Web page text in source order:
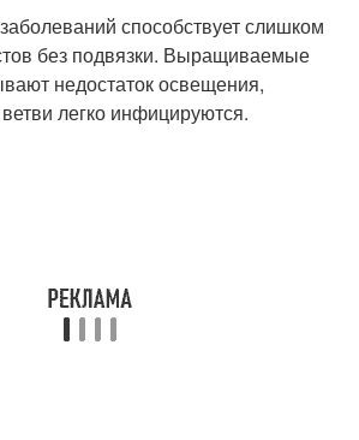
способствует слишком
без подвязки. Выращиваемые
недостаток освещения,
легко инфицируются.